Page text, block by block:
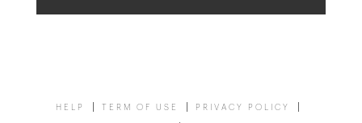
HELP TERM OF USE PRIVACY POLICY